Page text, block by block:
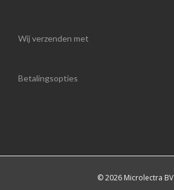
Wij verzenden met
Betalingsopties
© 2026 Microlectra BV